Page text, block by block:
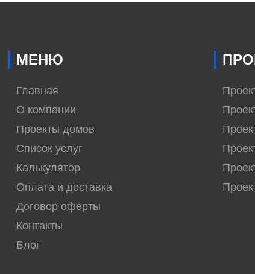
МЕНЮ
Главная
О компании
Проекты домов
Список услуг
Калькулятор
Оплата и доставка
Договор оферты
Контакты
Блог